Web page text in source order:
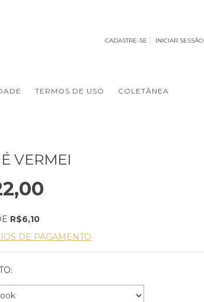
CADASTRE-SE INICIAR SESSÃO
TERMOS DE USO COLETÂNEA
VERMEI
R$6,10
DE PAGAMENTO